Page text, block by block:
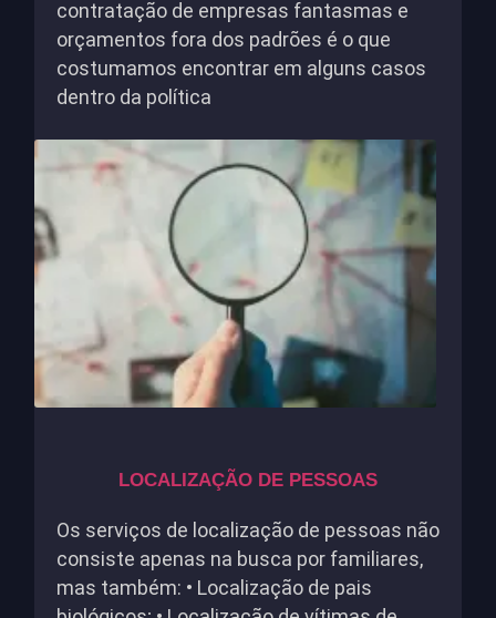
contratação de empresas fantasmas e
orçamentos fora dos padrões é o que
costumamos encontrar em alguns casos
dentro da política
LOCALIZAÇÃO DE PESSOAS
Os serviços de localização de pessoas não
consiste apenas na busca por familiares,
mas também: • Localização de pais